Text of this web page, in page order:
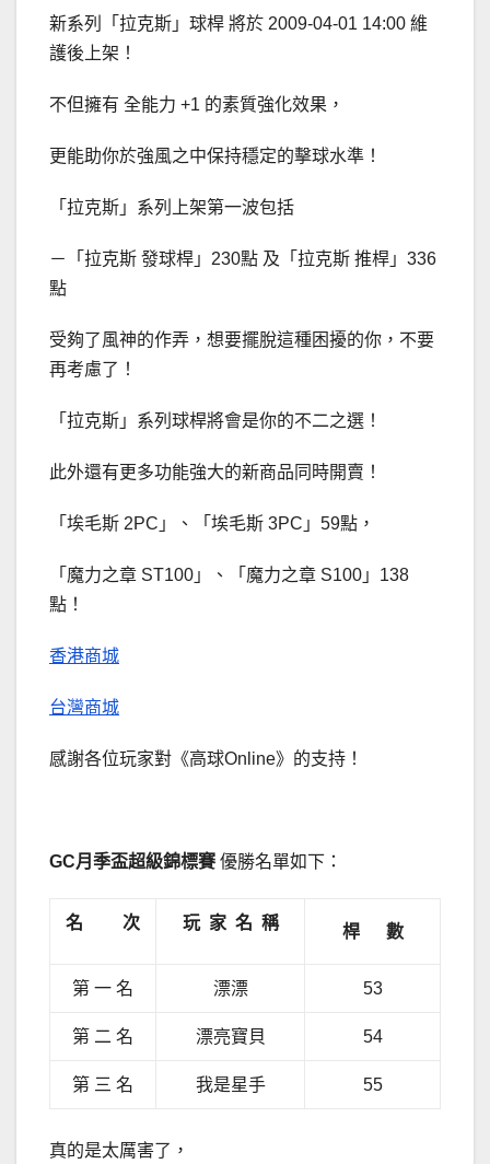
新系列「拉克斯」球桿 將於 2009-04-01 14:00 維
護後上架！
不但擁有 全能力 +1 的素質強化效果，
更能助你於強風之中保持穩定的擊球水準！
「拉克斯」系列上架第一波包括
－「拉克斯 發球桿」230點 及「拉克斯 推桿」336
點
受夠了風神的作弄，想要擺脫這種困擾的你，不要
再考慮了！
「拉克斯」系列球桿將會是你的不二之選！
此外還有更多功能強大的新商品同時開賣！
「埃毛斯 2PC」、「埃毛斯 3PC」59點，
「魔力之章 ST100」、「魔力之章 S100」138
點！
香港商城
台灣商城
感謝各位玩家對《高球Online》的支持！
GC月季盃超級錦標賽 優勝名單如下：
名 次 玩 家 名 稱 桿 數
第 一 名 漂漂 53
第 二 名 漂亮寶貝 54
第 三 名 我是星手 55
真的是太厲害了，